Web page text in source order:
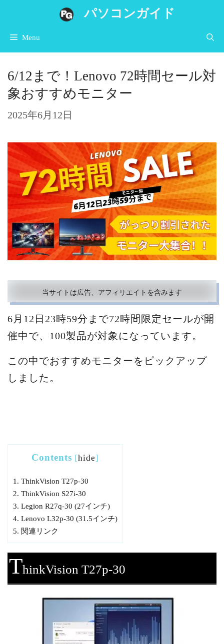
ツ
へ
ス
ッ
パソコンガイド
Menu
6/12まで！Lenovo 72時間セール対
象おすすめモニター
2025年6月12日
当サイトは広告、アフィリエイトを含みます
6月12日23時59分まで72時間限定セールが開
催中で、100製品が対象になっています。
この中でおすすめモニターをピックアップ
しました。
Contents [hide]
1. ThinkVision T27p-30
2. ThinkVision S27i-30
3. Legion R27q-30 (27インチ)
4. Lenovo L32p-30 (31.5インチ)
5. 関連リンク
ThinkVision T27p-30